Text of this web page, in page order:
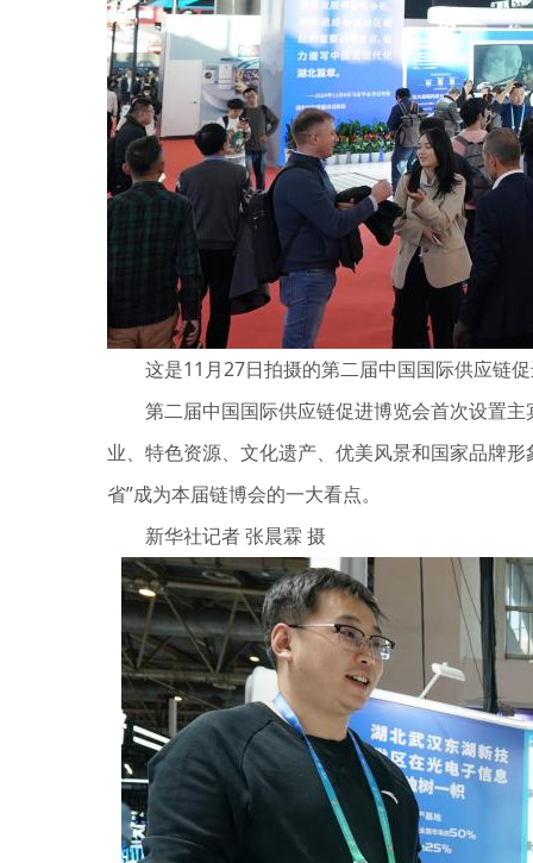
这是11月27日拍摄的第二届中国国际供应链促
第二届中国国际供应链促进博览会首次设置主
业、特色资源、文化遗产、优美风景和国家品牌
省”成为本届链博会的一大看点。
新华社记者 张晨霖 摄